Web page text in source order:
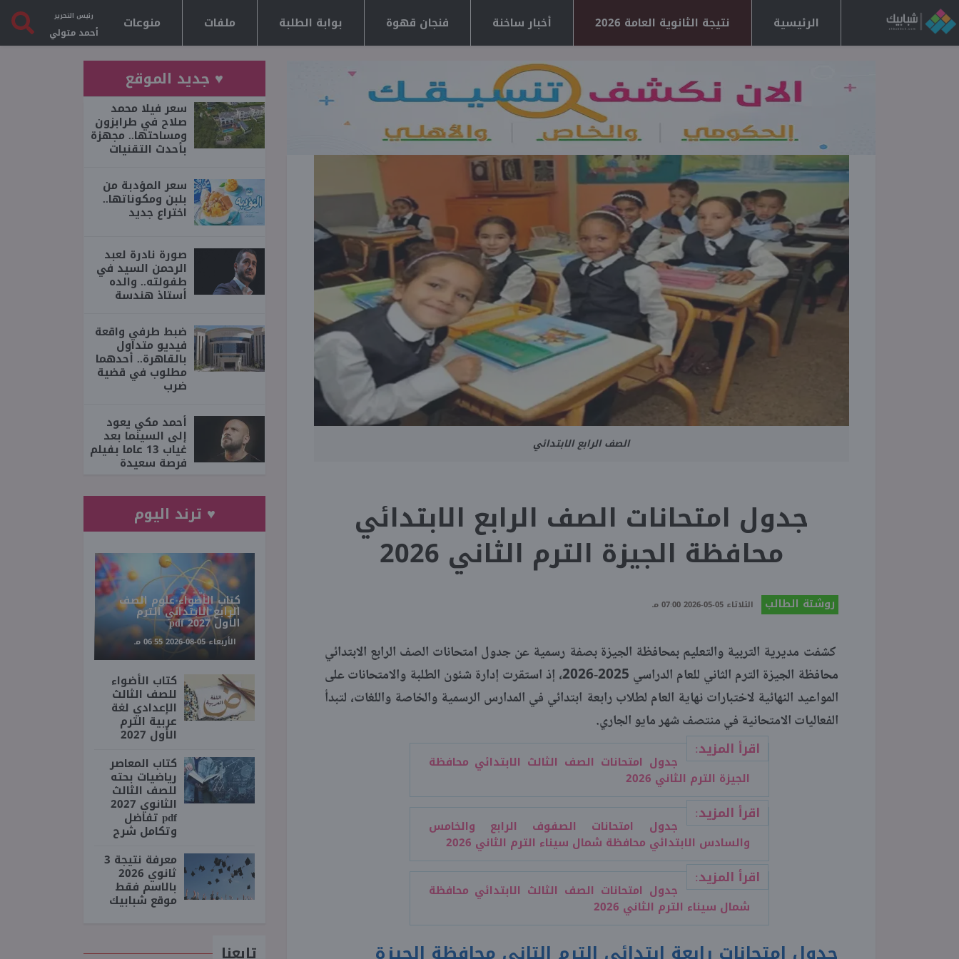
الرئيسية نتيجة الثانوية العامة 2026 أخبار ساخنة فنجان قهوة بوابة الطلبة ملفات منوعات رئيس التحرير
أحمد متولي
الصف الرابع الابتدائي
جدول امتحانات الصف الرابع الابتدائي
محافظة الجيزة الترم الثاني 2026
روشتة الطالب الثلاثاء 05-05-2026 07:00 مـ
كشفت مديرية التربية والتعليم بمحافظة الجيزة بصفة رسمية عن جدول امتحانات الصف الرابع الابتدائي
محافظة الجيزة الترم الثاني للعام الدراسي 2025-2026، إذ استقرت إدارة شئون الطلبة والامتحانات على
المواعيد النهائية لاختبارات نهاية العام لطلاب رابعة ابتدائي في المدارس الرسمية والخاصة واللغات، لتبدأ
الفعاليات الامتحانية في منتصف شهر مايو الجاري.
اقرأ المزيد:
جدول امتحانات الصف الثالث الابتدائي محافظة
الجيزة الترم الثاني 2026
اقرأ المزيد:
جدول امتحانات الصفوف الرابع والخامس
والسادس الابتدائي محافظة شمال سيناء الترم الثاني 2026
اقرأ المزيد:
جدول امتحانات الصف الثالث الابتدائي محافظة
شمال سيناء الترم الثاني 2026
♥ جديد الموقع
سعر فيلا محمد
صلاح في طرابزون
ومساحتها.. مجهزة
بأحدث التقنيات
سعر المؤدبة من
بلبن ومكوناتها..
اختراع جديد
صورة نادرة لعبد
الرحمن السيد في
طفولته.. والده
أستاذ هندسة
ضبط طرفي واقعة
فيديو متداول
بالقاهرة.. أحدهما
مطلوب في قضية
ضرب
أحمد مكي يعود
إلى السينما بعد
غياب 13 عاما بفيلم
فرصة سعيدة
♥ ترند اليوم
كتاب الأضواء علوم الصف
الرابع الابتدائي الترم
الأول 2027 pdf
الأربعاء 05-08-2026 06:55 مـ
كتاب الأضواء
للصف الثالث
الإعدادي لغة
عربية الترم
الأول 2027
كتاب المعاصر
رياضيات بحته
للصف الثالث
الثانوي 2027
pdf تفاضل
وتكامل شرح
معرفة نتيجة 3
ثانوي 2026
بالاسم فقط
موقع شبابيك
تابعنا